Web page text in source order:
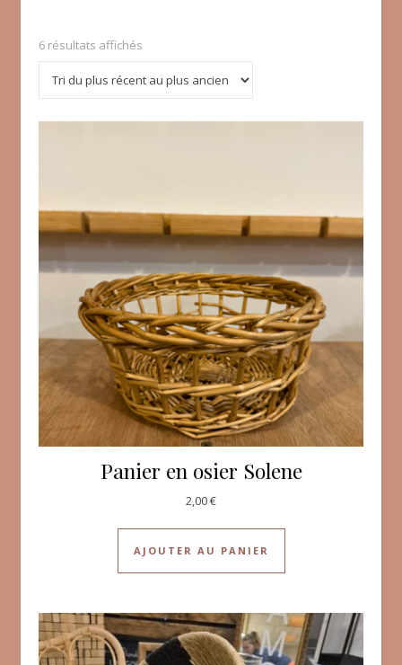
6 résultats affichés
Panier en osier Solene
2,00€
AJOUTER AU PANIER